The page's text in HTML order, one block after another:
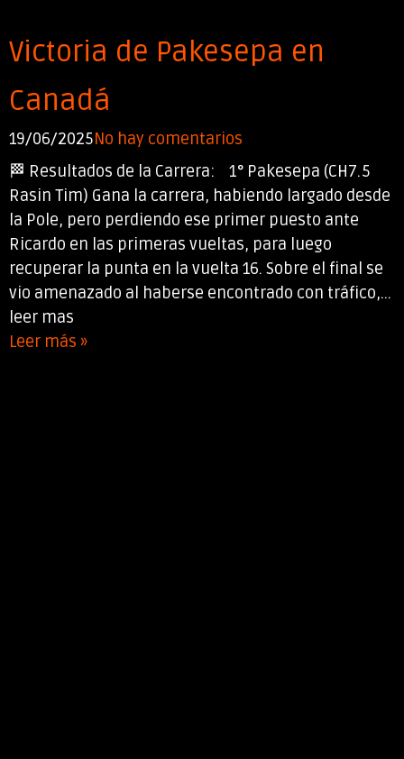
Victoria de Pakesepa en
Canadá
19/06/2025No hay comentarios
🏁 Resultados de la Carrera: 1° Pakesepa (CH7.5
Rasin Tim) Gana la carrera, habiendo largado desde
la Pole, pero perdiendo ese primer puesto ante
Ricardo en las primeras vueltas, para luego
recuperar la punta en la vuelta 16. Sobre el final se
vio amenazado al haberse encontrado con tráfico,...
leer mas
Leer más »